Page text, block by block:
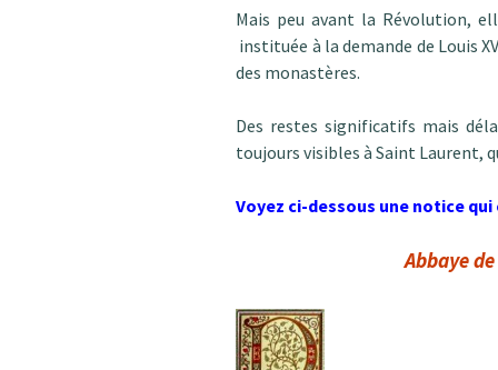
Mais peu avant la Révolution,
instituée à la demande de Louis
des monastères.
Des restes significatifs mais
toujours visibles à Saint Laurent,
Voyez ci-dessous une notice
Abbaye